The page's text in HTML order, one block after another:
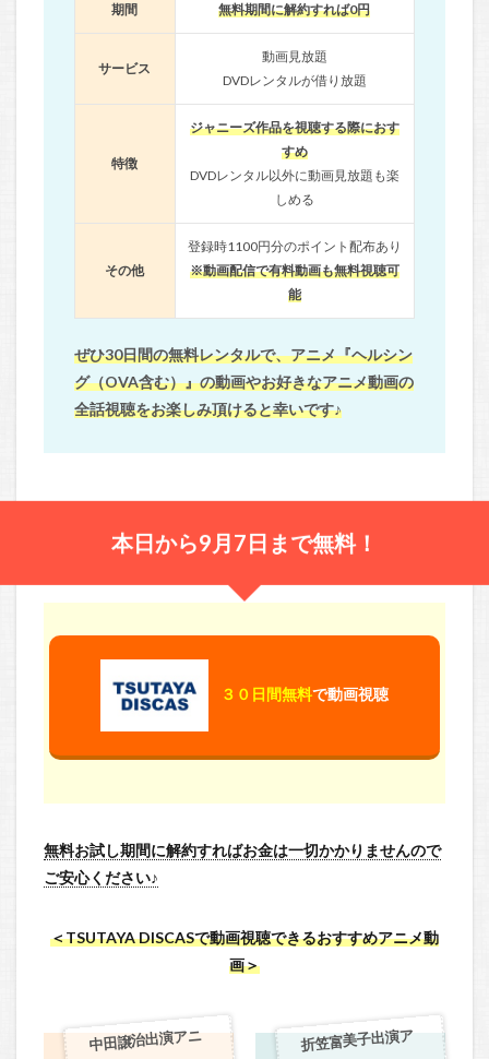
期間
無料期間に解約すれば0円
サービス
動画見放題
DVDレンタルが借り放題
特徴
ジャニーズ作品を視聴する際におす
すめ
DVDレンタル以外に動画見放題も楽
しめる
その他
登録時1100円分のポイント配布あり
※動画配信で有料動画も無料視聴可
能
ぜひ30日間の無料レンタルで、アニメ『ヘルシン
グ（OVA含む）』の動画やお好きなアニメ動画の
全話視聴をお楽しみ頂けると幸いです♪
本日から9月7日まで無料！
３０日間無料で動画視聴
無料お試し期間に解約すればお金は一切かかりませんので
ご安心ください♪
＜TSUTAYA DISCASで動画視聴できるおすすめアニメ動
画＞
中田譲治出演アニ 折笠富美子出演ア